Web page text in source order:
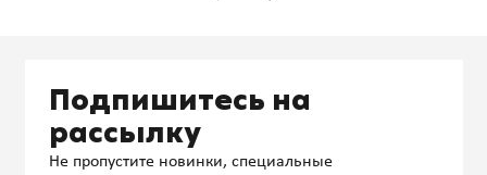
Подпишитесь на
рассылку
Не пропустите новинки, специальные